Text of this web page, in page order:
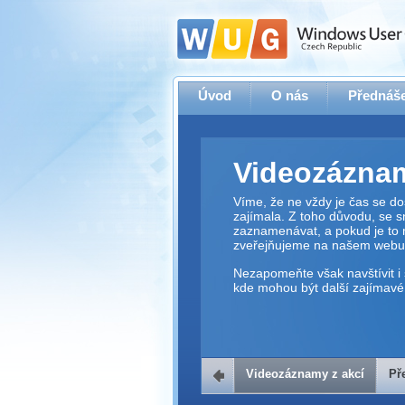
Úvod O nás
Víme, že ne vždy je čas se
zajímala. Z toho důvodu, se
zaznamenávat, a pokud je to
zveřejňujeme na našem webu.
Nezapomeňte však navštívit i
kde mohou být další zajímavé
Přehrávač
Videozáznamy z akcí